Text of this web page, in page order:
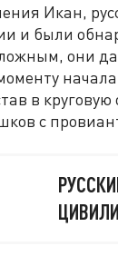
Икан,
и были
они
в
с